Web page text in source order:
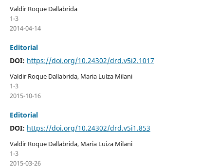
Valdir Roque Dallabrida
1-3
2014-04-14
Editorial
DOI: https://doi.org/10.24302/drd.v5i2.1017
Valdir Roque Dallabrida, Maria Luíza Milani
1-3
2015-10-16
Editorial
DOI: https://doi.org/10.24302/drd.v5i1.853
Valdir Roque Dallabrida, Maria Luiza Milani
1-3
2015-03-26